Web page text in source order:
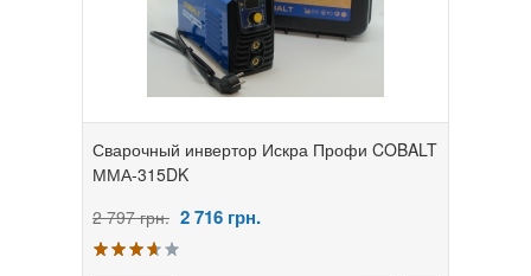
Сварочный инвертор Искра Профи COBALT
ММА-315DK
2 797 грн. 2 716 грн.